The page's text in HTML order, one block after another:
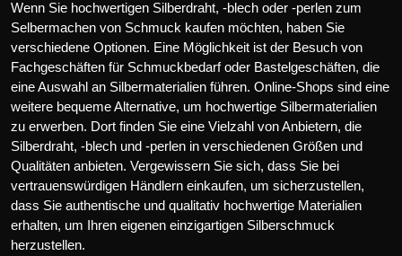
Wenn Sie hochwertigen Silberdraht, -blech oder -perlen zum
Selbermachen von Schmuck kaufen möchten, haben Sie
verschiedene Optionen. Eine Möglichkeit ist der Besuch von
Fachgeschäften für Schmuckbedarf oder Bastelgeschäften, die
eine Auswahl an Silbermaterialien führen. Online-Shops sind eine
weitere bequeme Alternative, um hochwertige Silbermaterialien
zu erwerben. Dort finden Sie eine Vielzahl von Anbietern, die
Silberdraht, -blech und -perlen in verschiedenen Größen und
Qualitäten anbieten. Vergewissern Sie sich, dass Sie bei
vertrauenswürdigen Händlern einkaufen, um sicherzustellen,
dass Sie authentische und qualitativ hochwertige Materialien
erhalten, um Ihren eigenen einzigartigen Silberschmuck
herzustellen.